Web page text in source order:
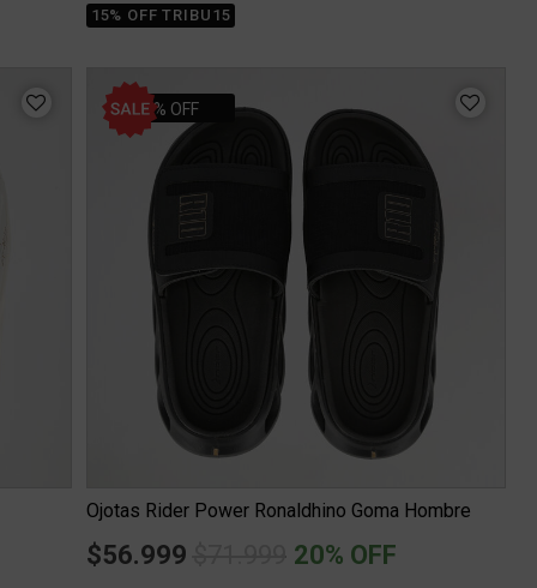
15% OFF TRIBU15
20% OFF
Ojotas Rider Power Ronaldhino Goma Hombre
$56.999 Price reduced from
to
20% OFF